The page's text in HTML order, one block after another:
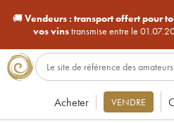
🚚Vendeurs : transport offert pour
vos vinstransmise entre le
Acheter VENDRE